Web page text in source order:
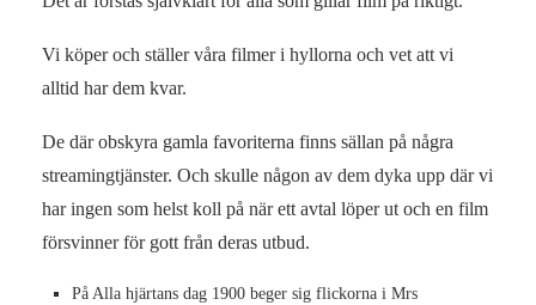
Vi köper och ställer våra filmer i hyllorna och vet att vi
alltid har dem kvar.
De där obskyra gamla favoriterna finns sällan på några
streamingtjänster. Och skulle någon av dem dyka upp där vi
har ingen som helst koll på när ett avtal löper ut och en film
försvinner för gott från deras utbud.
På Alla hjärtans dag 1900 beger sig flickorna i Mrs